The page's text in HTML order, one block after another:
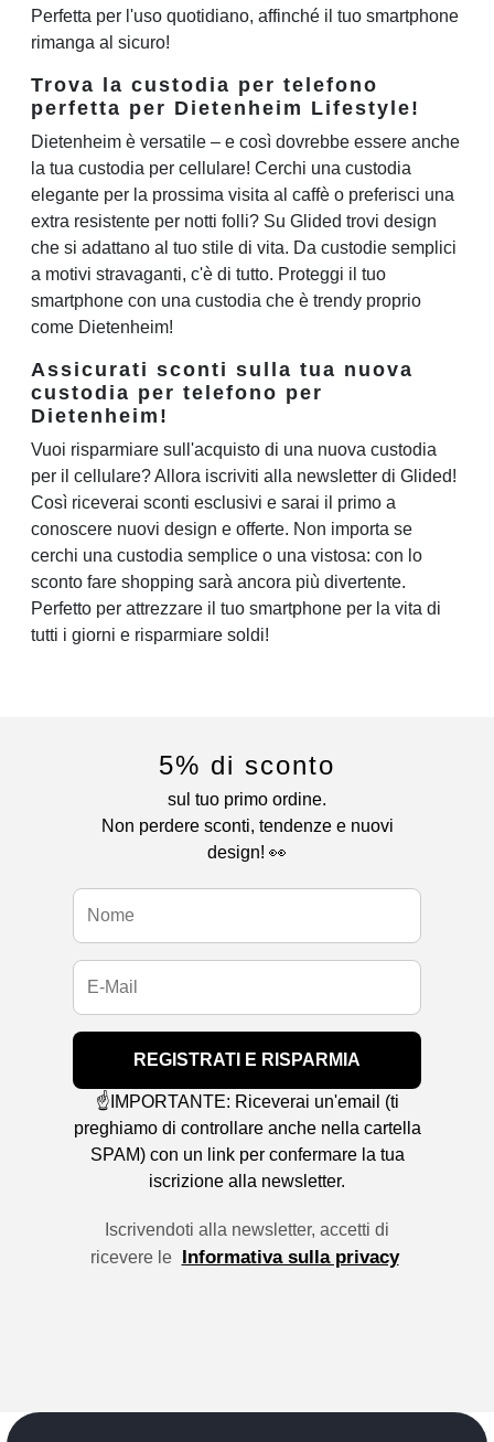
Perfetta per l'uso quotidiano, affinché il tuo smartphone
rimanga al sicuro!
Trova la custodia per telefono
perfetta per Dietenheim Lifestyle!
Dietenheim è versatile – e così dovrebbe essere anche
la tua custodia per cellulare! Cerchi una custodia
elegante per la prossima visita al caffè o preferisci una
extra resistente per notti folli? Su Glided trovi design
che si adattano al tuo stile di vita. Da custodie semplici
a motivi stravaganti, c'è di tutto. Proteggi il tuo
smartphone con una custodia che è trendy proprio
come Dietenheim!
Assicurati sconti sulla tua nuova
custodia per telefono per
Dietenheim!
Vuoi risparmiare sull'acquisto di una nuova custodia
per il cellulare? Allora iscriviti alla newsletter di Glided!
Così riceverai sconti esclusivi e sarai il primo a
conoscere nuovi design e offerte. Non importa se
cerchi una custodia semplice o una vistosa: con lo
sconto fare shopping sarà ancora più divertente.
Perfetto per attrezzare il tuo smartphone per la vita di
tutti i giorni e risparmiare soldi!
5% di sconto
sul tuo primo ordine.
Non perdere sconti, tendenze e nuovi
design! 👀
REGISTRATI E RISPARMIA
☝️IMPORTANTE: Riceverai un'email (ti
preghiamo di controllare anche nella cartella
SPAM) con un link per confermare la tua
iscrizione alla newsletter.
Iscrivendoti alla newsletter, accetti di
ricevere le Informativa sulla privacy